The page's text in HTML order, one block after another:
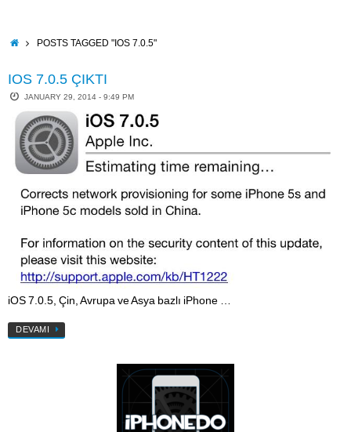
contentHOMEPOSTS TAGGED "IOS 7.0.5"
IOS 7.0.5 ÇIKTI
JANUARY 29, 2014 - 9:49 PM
iOS 7.0.5, Çin, Avrupa ve Asya bazlı iPhone …
DEVAMI